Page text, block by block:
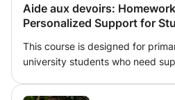
Aide aux devoirs:
Personalized Support for
This course is designed for
university students who need